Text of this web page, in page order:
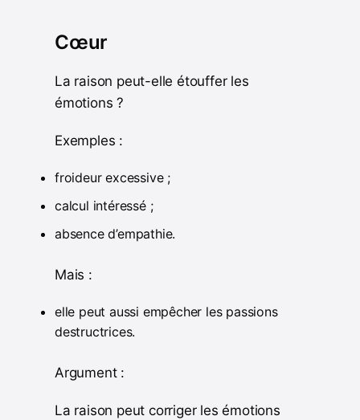
Cœur
La raison peut-elle étouffer les
émotions ?
Exemples :
froideur excessive ;
calcul intéressé ;
absence d’empathie.
Mais :
elle peut aussi empêcher les passions
destructrices.
Argument :
La raison peut corriger les émotions